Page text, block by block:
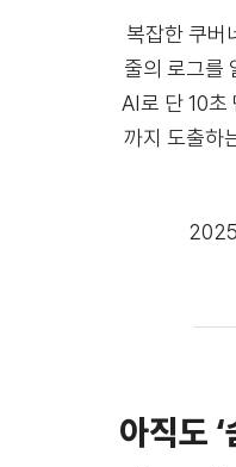
복잡한 쿠버
줄의 로그를
AI로 단 10초
까지 도출하
아직도